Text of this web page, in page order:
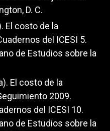
D. C.
El costo de la
del ICESI 5.
de Estudios sobre la
El costo de la
2009.
del ICESI 10.
de Estudios sobre la